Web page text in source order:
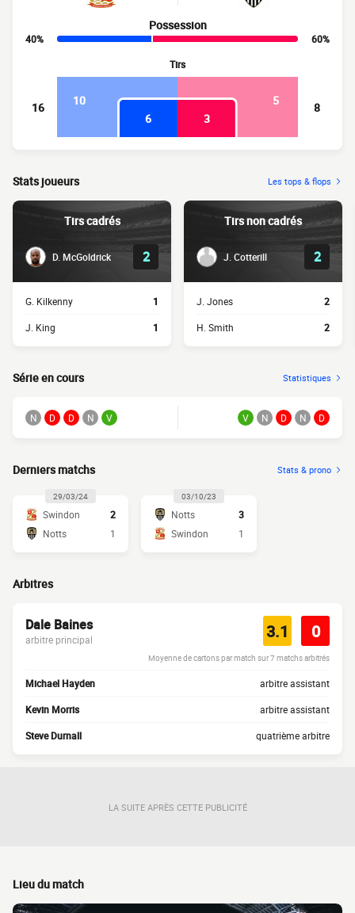
Possession
40%
60%
Tirs
16 10
5
6
3
8
Stats joueurs Les tops & flops
Tirs cadrés
D. McGoldrick 2
G. Kilkenny 1
J. King 1
Tirs non cadrés
J. Cotterill 2
J. Jones 2
H. Smith 2
Série en cours Statistiques
N D D N V V N D N D
Derniers matchs Stats & prono
29/03/24
Swindon
2
Notts
1
03/10/23
Notts
3
Swindon
1
Arbitres
Dale Baines
arbitre principal 3.1 0
Moyenne de cartons par match sur 7 matchs arbitrés
Michael Hayden arbitre assistant
Kevin Morris arbitre assistant
Steve Durnall quatrième arbitre
LA SUITE APRÈS CETTE PUBLICITÉ
Lieu du match